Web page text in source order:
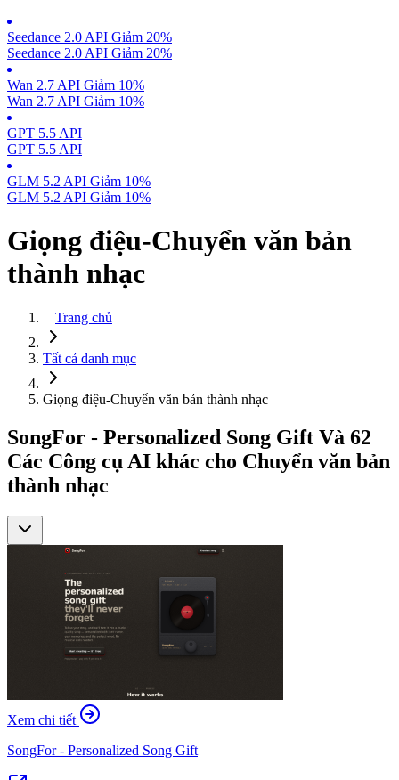
Seedance 2.0 API Giảm 20%
Seedance 2.0 API Giảm 20%
Wan 2.7 API Giảm 10%
Wan 2.7 API Giảm 10%
GPT 5.5 API
GPT 5.5 API
GLM 5.2 API Giảm 10%
GLM 5.2 API Giảm 10%
Giọng điệu-Chuyển văn bản
thành nhạc
Trang chủ
Tất cả danh mục
Giọng điệu-Chuyển văn bản thành nhạc
SongFor - Personalized Song Gift Và 62
Các Công cụ AI khác cho Chuyển văn bản
thành nhạc
Xem chi tiết
SongFor - Personalized Song Gift